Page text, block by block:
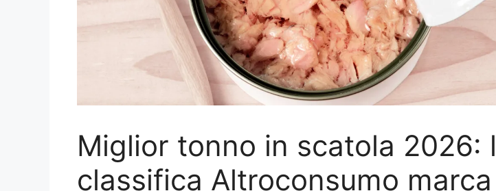
Miglior tonno in scatola 2026:
classifica Altroconsumo